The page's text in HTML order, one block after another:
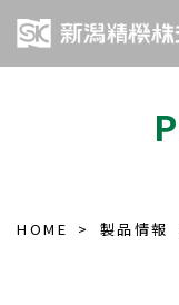
HOME 製品情報